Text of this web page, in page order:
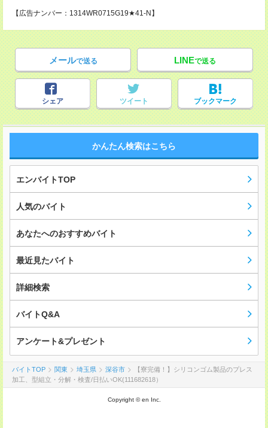
【広告ナンバー：1314WR0715G19★41-N】
メールで送る LINEで送る
シェア ツイート ブックマーク
かんたん検索はこちら
エンバイトTOP
人気のバイト
あなたへのおすすめバイト
最近見たバイト
詳細検索
バイトQ&A
アンケート&プレゼント
バイトTOP 関東 埼玉県 深谷市
【寮完備！】シリコンゴム製品のプレス
加工、型組立・分解・検査/日払いOK(111682618）
Copyright © en Inc.